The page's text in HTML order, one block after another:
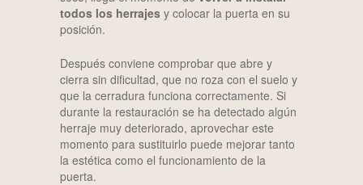
todos los herrajes y colocar la puerta en su
posición.
Después conviene comprobar que abre y
cierra sin dificultad, que no roza con el suelo y
que la cerradura funciona correctamente. Si
durante la restauración se ha detectado algún
herraje muy deteriorado, aprovechar este
momento para sustituirlo puede mejorar tanto
la estética como el funcionamiento de la
puerta.